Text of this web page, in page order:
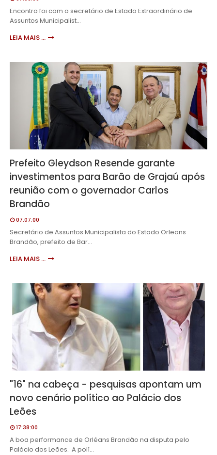
Encontro foi com o secretário de Estado Extraordinário de
Assuntos Municipalist…
LEIA MAIS ...
Prefeito Gleydson Resende garante
investimentos para Barão de Grajaú após
reunião com o governador Carlos
Brandão
07:07:00
Secretário de Assuntos Municipalista do Estado Orleans
Brandão, prefeito de Bar…
LEIA MAIS ...
"16" na cabeça - pesquisas apontam um
novo cenário político ao Palácio dos
Leões
17:38:00
A boa performance de Orléans Brandão na disputa pelo
Palácio dos Leões. A polí…